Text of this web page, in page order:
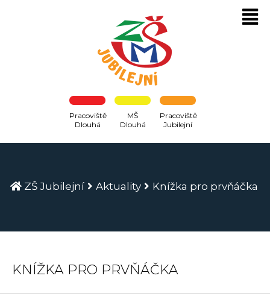
Pracoviště
Dlouhá
MŠ
Dlouhá
Pracoviště
Jubilejní
ZŠ Jubilejní Aktuality Knížka pro prvňáčka
KNÍŽKA PRO PRVŇÁČKA